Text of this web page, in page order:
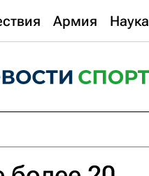
Армия Наука